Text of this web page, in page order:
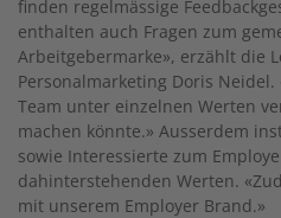
finden regelmässige
enthalten auch Fragen zum
Arbeitgebermarke», erzählt die
Personalmarketing Doris
Team unter einzelnen Werten
machen könnte.» Ausserdem
sowie Interessierte zum
dahinterstehenden Werten.
mit unserem Employer Brand.»